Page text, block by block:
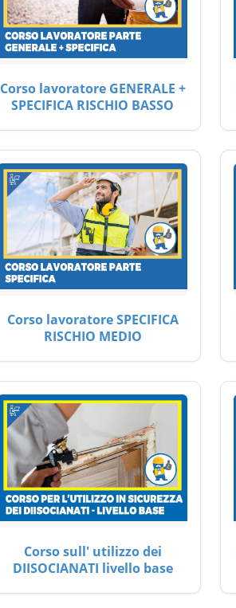
Corso lavoratore GENERALE +
SPECIFICA RISCHIO BASSO
Corso lavoratore SPECIFICA
RISCHIO MEDIO
Corso sull' utilizzo dei
DIISOCIANATI livello base